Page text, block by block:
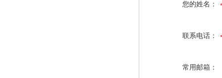
您的姓名：
联系电话：
常用邮箱：